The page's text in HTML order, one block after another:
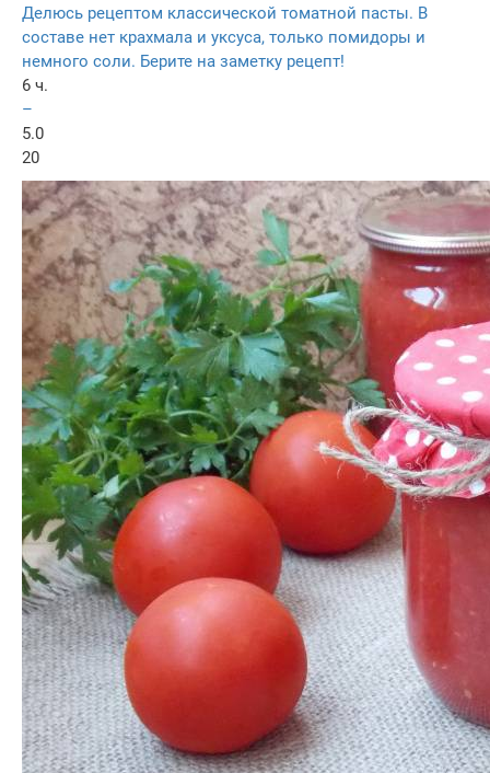
Делюсь рецептом классической томатной пасты. В
составе нет крахмала и уксуса, только помидоры и
немного соли. Берите на заметку рецепт!
6 ч.
–
5.0
20